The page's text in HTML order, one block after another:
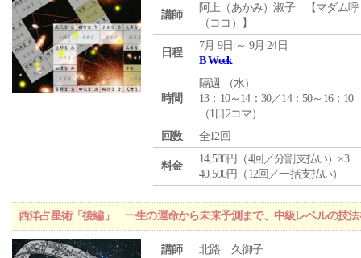
講師
阿上（あかみ）淑子 【マダム呼
（ココ）】
日程
7月 9日 ～ 9月 24日
B Week
時間
隔週 （水）
13：10～14：30／14：50～16：10
（1日2コマ）
回数
全12回
料金
14,580円（4回／分割支払い）×3
40,500円（12回／一括支払い）
西洋占星術「後編」 一生の運命から未来予測まで、中級レベルの技法
講師
北路 久御子